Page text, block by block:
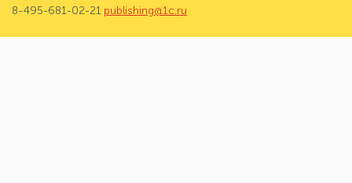
8-495-681-02-21 publishing@1c.ru